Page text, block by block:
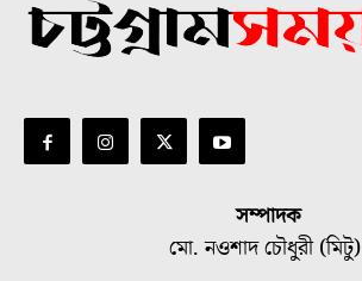
সম্পাদক
মো. নওশাদ চৌধুরী (মিটু)